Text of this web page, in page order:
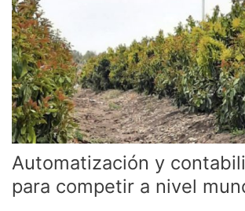
Automatización y
para competir a nivel
a
nivel
mundial